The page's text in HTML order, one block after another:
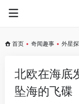
首页 • 奇闻趣事 • 外星
北欧在海底
坠海的飞碟